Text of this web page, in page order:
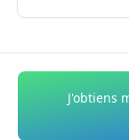
Urgence
NoéJ'obtiens